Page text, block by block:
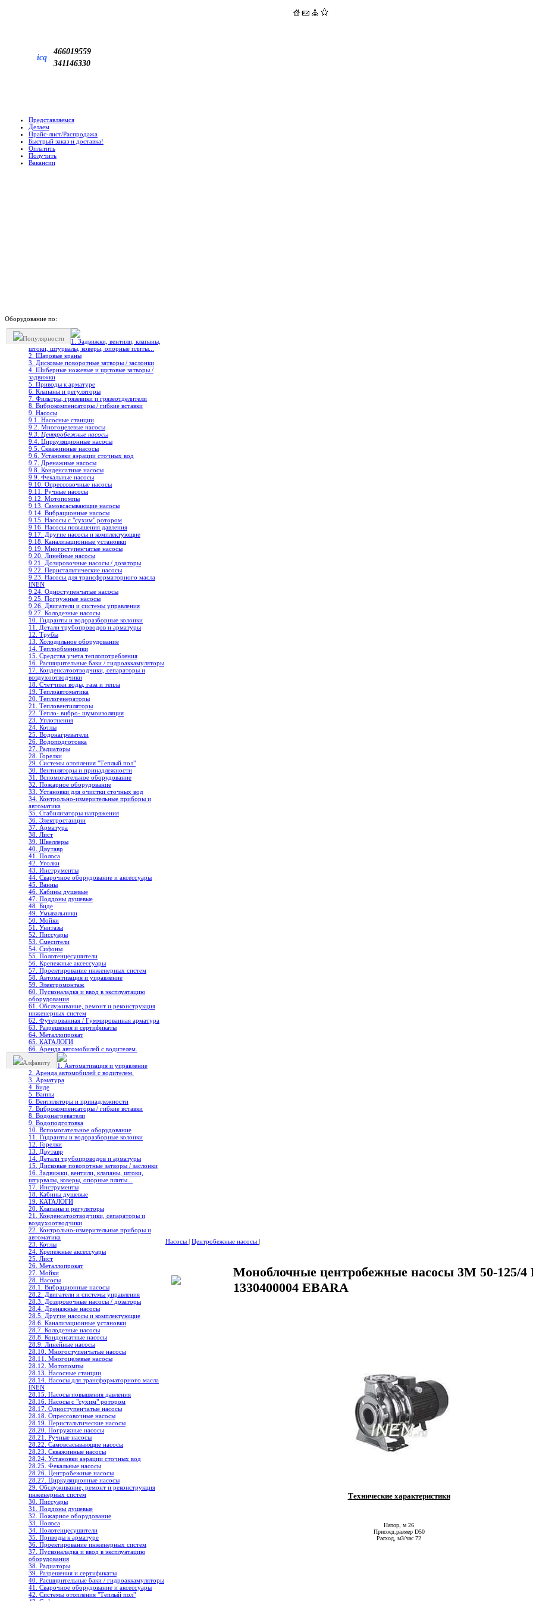
icq
466019559
341146330
Представляемся
Делаем
Прайс-лист/Распродажа
Быстрый заказ и доставка!
Оплатить
Получить
Вакансии
Оборудование по:
Популярности
1. Задвижки, вентили, клапаны,
штоки, штурвалы, коверы, опорные плиты...
2. Шаровые краны
3. Дисковые поворотные затворы / заслонки
4. Шиберные ножевые и щитовые затворы /
задвижки
5. Приводы к арматуре
6. Клапаны и регуляторы
7. Фильтры, грязевики и грязеотделители
8. Виброкомпенсаторы / гибкие вставки
9. Насосы
9.1. Насосные станции
9.2. Многоцелевые насосы
9.3. Центробежные насосы
9.4. Циркуляционные насосы
9.5. Скважинные насосы
9.6. Установки аэрации сточных вод
9.7. Дренажные насосы
9.8. Конденсатные насосы
9.9. Фекальные насосы
9.10. Опрессовочные насосы
9.11. Ручные насосы
9.12. Мотопомпы
9.13. Самовсасывающие насосы
9.14. Вибрационные насосы
9.15. Насосы с "сухим" ротором
9.16. Насосы повышения давления
9.17. Другие насосы и комплектующие
9.18. Канализационные установки
9.19. Многоступенчатые насосы
9.20. Линейные насосы
9.21. Дозировочные насосы / дозаторы
9.22. Перистальтические насосы
9.23. Насосы для трансформаторного масла
INEN
9.24. Одноступенчатые насосы
9.25. Погружные насосы
9.26. Двигатели и системы управления
9.27. Колодезные насосы
10. Гидранты и водоразборные колонки
11. Детали трубопроводов и арматуры
12. Трубы
13. Холодильное oборудование
14. Теплообменники
15. Средства учета теплопотребления
16. Расширительные баки / гидроаккамуляторы
17. Конденсатоотводчики, сепараторы и
воздухоотводчики
18. Счетчики воды, газа и тепла
19. Теплоавтоматика
20. Теплогенераторы
21. Тепловентиляторы
22. Тепло- вибро- шумоизоляция
23. Уплотнения
24. Котлы
25. Водонагреватели
26. Водоподготовка
27. Радиаторы
28. Горелки
29. Системы отопления "Теплый пол"
30. Вентиляторы и принадлежности
31. Вспомогательное оборудование
32. Пожарное оборудование
33. Установки для очистки сточных вод
34. Контрольно-измерительные приборы и
автоматика
35. Стабилизаторы напряжения
36. Электростанции
37. Арматура
38. Лист
39. Швеллеры
40. Двутавр
41. Полоса
42. Уголки
43. Инструменты
44. Сварочное оборудование и аксессуары
45. Ванны
46. Кабины душевые
47. Поддоны душевые
48. Биде
49. Умывальники
50. Мойки
51. Унитазы
52. Писсуары
53. Смесители
54. Сифоны
55. Полотенцесушители
56. Крепежные аксессуары
57. Проектирование инженерных систем
58. Автоматизация и управление
59. Электромонтаж
60. Пусконаладка и ввод в эксплуатацию
оборудования
61. Обслуживание, ремонт и реконструкция
инженерных систем
62. Футерованная / Гуммированная арматура
63. Разрешения и сертификаты
64. Металлопрокат
65. КАТАЛОГИ
66. Аренда автомобилей с водителем.
Алфавиту
1. Автоматизация и управление
2. Аренда автомобилей с водителем.
3. Арматура
4. Биде
5. Ванны
6. Вентиляторы и принадлежности
7. Виброкомпенсаторы / гибкие вставки
8. Водонагреватели
9. Водоподготовка
10. Вспомогательное оборудование
11. Гидранты и водоразборные колонки
12. Горелки
13. Двутавр
14. Детали трубопроводов и арматуры
15. Дисковые поворотные затворы / заслонки
16. Задвижки, вентили, клапаны, штоки,
штурвалы, коверы, опорные плиты...
17. Инструменты
18. Кабины душевые
19. КАТАЛОГИ
20. Клапаны и регуляторы
21. Конденсатоотводчики, сепараторы и
воздухоотводчики
22. Контрольно-измерительные приборы и
автоматика
23. Котлы
24. Крепежные аксессуары
25. Лист
26. Металлопрокат
27. Мойки
28. Насосы
28.1. Вибрационные насосы
28.2. Двигатели и системы управления
28.3. Дозировочные насосы / дозаторы
28.4. Дренажные насосы
28.5. Другие насосы и комплектующие
28.6. Канализационные установки
28.7. Колодезные насосы
28.8. Конденсатные насосы
28.9. Линейные насосы
28.10. Многоступенчатые насосы
28.11. Многоцелевые насосы
28.12. Мотопомпы
28.13. Насосные станции
28.14. Насосы для трансформаторного масла
INEN
28.15. Насосы повышения давления
28.16. Насосы с "сухим" ротором
28.17. Одноступенчатые насосы
28.18. Опрессовочные насосы
28.19. Перистальтические насосы
28.20. Погружные насосы
28.21. Ручные насосы
28.22. Самовсасывающие насосы
28.23. Скважинные насосы
28.24. Установки аэрации сточных вод
28.25. Фекальные насосы
28.26. Центробежные насосы
28.27. Циркуляционные насосы
29. Обслуживание, ремонт и реконструкция
инженерных систем
30. Писсуары
31. Поддоны душевые
32. Пожарное оборудование
33. Полоса
34. Полотенцесушители
35. Приводы к арматуре
36. Проектирование инженерных систем
37. Пусконаладка и ввод в эксплуатацию
оборудования
38. Радиаторы
39. Разрешения и сертификаты
40. Расширительные баки / гидроаккамуляторы
41. Сварочное оборудование и аксессуары
42. Системы отопления "Теплый пол"
Насосы | Центробежные насосы |
Моноблочные центробежные насосы 3M 50-125/4
1330400004 EBARA
Технические характеристики
Напор, м 26
Присоед.размер D50
Расход, м3/час 72